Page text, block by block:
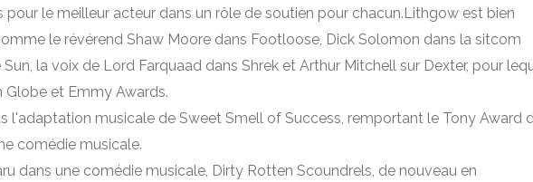
pour le meilleur acteur dans un rôle de soutien pour chacun.Lithgow est bien
le révérend Shaw Moore dans Footloose, Dick Solomon dans la sitcom
la voix de Lord Farquaad dans Shrek et Arthur Mitchell sur Dexter, pour
Globe et Emmy Awards.
l'adaptation musicale de Sweet Smell of Success, remportant le Tony Award
comédie musicale.
dans une comédie musicale, Dirty Rotten Scoundrels, de nouveau en